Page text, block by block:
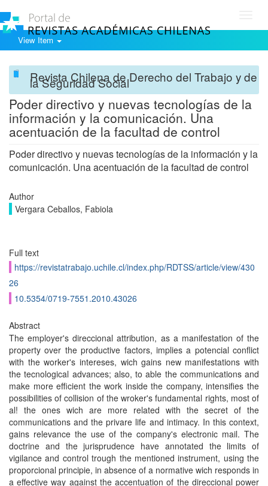
View Item
Revista Chilena de Derecho del Trabajo y de
la Seguridad Social
Poder directivo y nuevas tecnologías de la
información y la comunicación. Una
acentuación de la facultad de control
Poder directivo y nuevas tecnologías de la información y la
comunicación. Una acentuación de la facultad de control
Author
Vergara Ceballos, Fabiola
Full text
https://revistatrabajo.uchile.cl/index.php/RDTSS/article/view/430
26
10.5354/0719-7551.2010.43026
Abstract
The employer's direccional attribution, as a manifestation of the
property over the productive factors, implies a potencial conflict
with the worker's intereses, wich gains new manifestations with
the tecnological advances; also, to able the communications and
make more efficient the work inside the company, intensifies the
possibilities of collision of the wroker's fundamental rights, most of
al! the ones wich are more related with the secret of the
communications and the privare life and intimacy. In this context,
gains relevance the use of the company's electronic mail. The
doctrine and the jurisprudence have annotated the limits of
vigilance and control trough the mentioned instrument, using the
proporcional principie, in absence of a normative wich responds in
a effective way against the accentuation of the direccional power